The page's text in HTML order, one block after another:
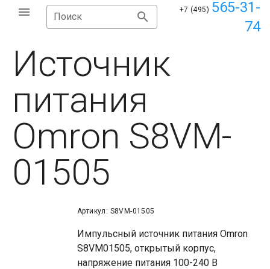
Поиск
+7 (495) 565-31-
74
Источник
питания
Omron S8VM-
01505
Артикул: S8VM-01505
Импульсный источник питания Omron
S8VM01505, открытый корпус,
напряжение питания 100-240 В